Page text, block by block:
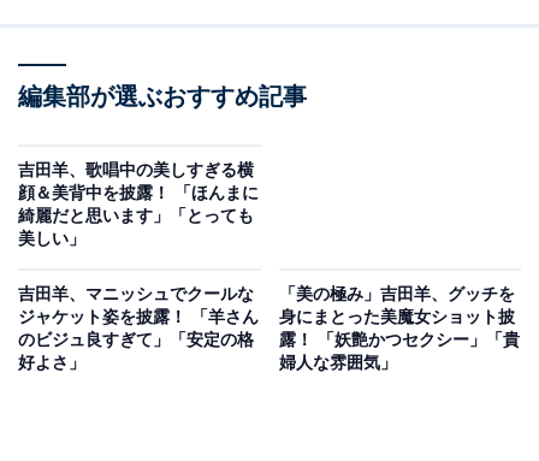
編集部が選ぶおすすめ記事
吉田羊、歌唱中の美しすぎる横
顔＆美背中を披露！ 「ほんまに
綺麗だと思います」「とっても
美しい」
吉田羊、マニッシュでクールな
ジャケット姿を披露！ 「羊さん
のビジュ良すぎて」「安定の格
好よさ」
「美の極み」吉田羊、グッチを
身にまとった美魔女ショット披
露！ 「妖艶かつセクシー」「貴
婦人な雰囲気」